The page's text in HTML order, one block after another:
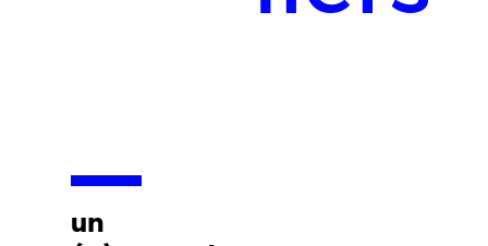
un